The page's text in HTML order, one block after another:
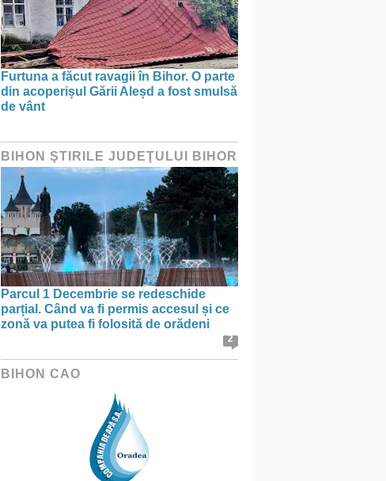
Furtuna a făcut ravagii în Bihor. O parte
din acoperișul Gării Aleșd a fost smulsă
de vânt
BIHON ŞTIRILE JUDEŢULUI BIHOR
Parcul 1 Decembrie se redeschide
parțial. Când va fi permis accesul și ce
zonă va putea fi folosită de orădeni
2
BIHON CAO